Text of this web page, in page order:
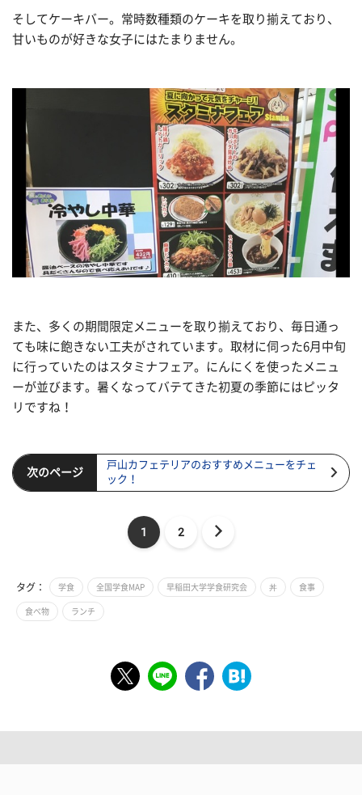
そしてケーキバー。常時数種類のケーキを取り揃えており、
甘いものが好きな女子にはたまりません。
また、多くの期間限定メニューを取り揃えており、毎日通っ
ても味に飽きない工夫がされています。取材に伺った6月中旬
に行っていたのはスタミナフェア。にんにくを使ったメニュ
ーが並びます。暑くなってバテてきた初夏の季節にはピッタ
リですね！
次のページ
戸山カフェテリアのおすすめメニューをチェ
ック！
1 2
タグ： 学食 全国学食MAP 早稲田大学学食研究会 丼 食事
食べ物 ランチ